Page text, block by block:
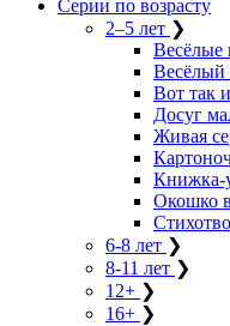
Серии по возрасту
2–5 лет ❯
Весёлый
Вот так
Досуг
Живая
Книжка-
Окошко
6-8 лет ❯
8-11 лет ❯
12+ ❯
16+ ❯